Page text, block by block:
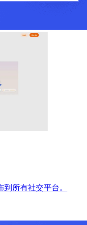
所有社交平台。